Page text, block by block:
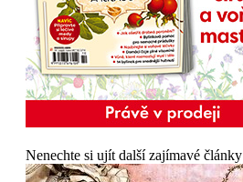
Nenechte si ujít další zajímavé články